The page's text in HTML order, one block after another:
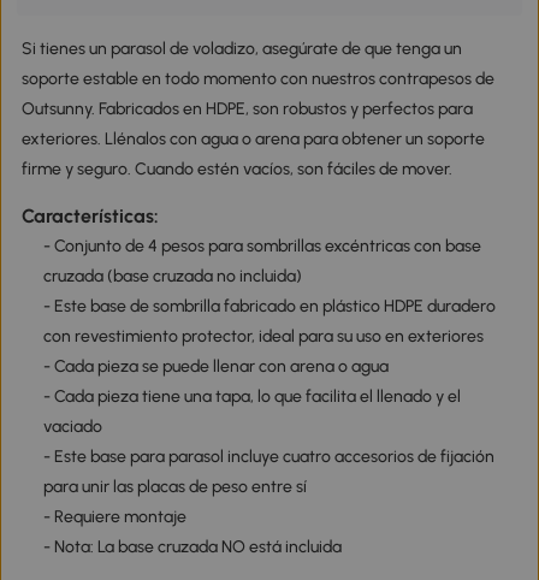
Si tienes un parasol de voladizo, asegúrate de que tenga un
soporte estable en todo momento con nuestros contrapesos de
Outsunny. Fabricados en HDPE, son robustos y perfectos para
exteriores. Llénalos con agua o arena para obtener un soporte
firme y seguro. Cuando estén vacíos, son fáciles de mover.
Características:
- Conjunto de 4 pesos para sombrillas excéntricas con base
cruzada (base cruzada no incluida)
- Este base de sombrilla fabricado en plástico HDPE duradero
con revestimiento protector, ideal para su uso en exteriores
- Cada pieza se puede llenar con arena o agua
- Cada pieza tiene una tapa, lo que facilita el llenado y el
vaciado
- Este base para parasol incluye cuatro accesorios de fijación
para unir las placas de peso entre sí
- Requiere montaje
- Nota: La base cruzada NO está incluida